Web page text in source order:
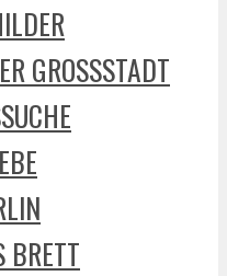
GROSSSTADT
BRETT